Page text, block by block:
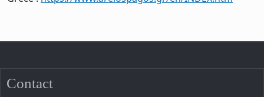
Contact